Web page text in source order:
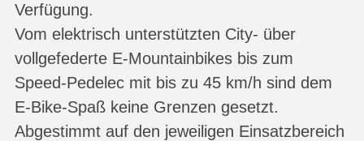
Verfügung.
Vom elektrisch unterstützten City- über
vollgefederte E-Mountainbikes bis zum
Speed-Pedelec mit bis zu 45 km/h sind dem
E-Bike-Spaß keine Grenzen gesetzt.
Abgestimmt auf den jeweiligen Einsatzbereich